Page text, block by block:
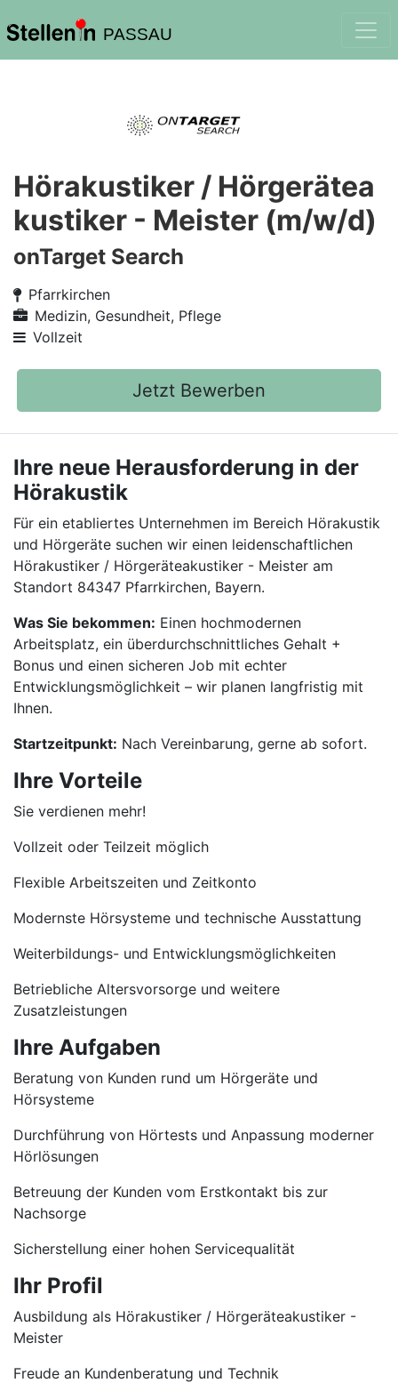
PASSAU
Hörakustiker / Hörgerätea
kustiker - Meister (m/w/d)
onTarget Search
Pfarrkirchen
Medizin, Gesundheit, Pflege
Vollzeit
Jetzt Bewerben
Ihre neue Herausforderung in der
Hörakustik
Für ein etabliertes Unternehmen im Bereich Hörakustik
und Hörgeräte suchen wir einen leidenschaftlichen
Hörakustiker / Hörgeräteakustiker - Meister am
Standort 84347 Pfarrkirchen, Bayern.
Was Sie bekommen: Einen hochmodernen
Arbeitsplatz, ein überdurchschnittliches Gehalt +
Bonus und einen sicheren Job mit echter
Entwicklungsmöglichkeit – wir planen langfristig mit
Ihnen.
Startzeitpunkt: Nach Vereinbarung, gerne ab sofort.
Ihre Vorteile
Sie verdienen mehr!
Vollzeit oder Teilzeit möglich
Flexible Arbeitszeiten und Zeitkonto
Modernste Hörsysteme und technische Ausstattung
Weiterbildungs- und Entwicklungsmöglichkeiten
Betriebliche Altersvorsorge und weitere
Zusatzleistungen
Ihre Aufgaben
Beratung von Kunden rund um Hörgeräte und
Hörsysteme
Durchführung von Hörtests und Anpassung moderner
Hörlösungen
Betreuung der Kunden vom Erstkontakt bis zur
Nachsorge
Sicherstellung einer hohen Servicequalität
Ihr Profil
Ausbildung als Hörakustiker / Hörgeräteakustiker -
Meister
Freude an Kundenberatung und Technik